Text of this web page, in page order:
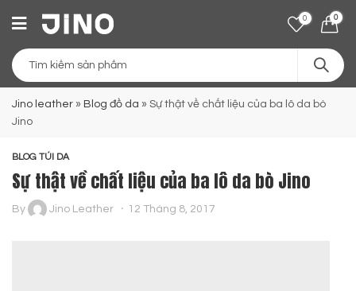
0 0
Jino leather » Blog đồ da » Sự thật về chất liệu của ba lô da bò
Jino
BLOG TÚI DA
Sự thật về chất liệu của ba lô da bò Jino
By Jino Leather 12 Tháng 8, 2017